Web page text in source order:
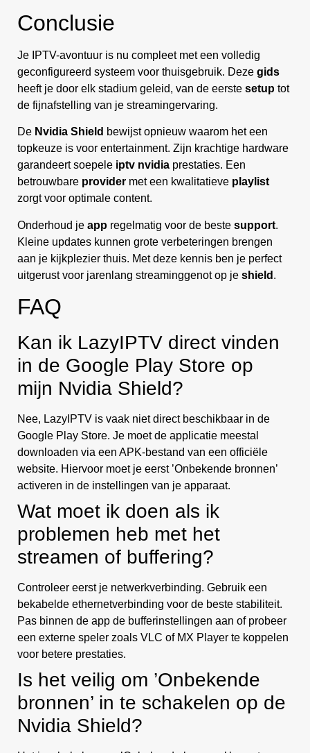
Conclusie
Je IPTV-avontuur is nu compleet met een volledig
geconfigureerd systeem voor thuisgebruik. Deze gids
heeft je door elk stadium geleid, van de eerste setup tot
de fijnafstelling van je streamingervaring.
De Nvidia Shield bewijst opnieuw waarom het een
topkeuze is voor entertainment. Zijn krachtige hardware
garandeert soepele iptv nvidia prestaties. Een
betrouwbare provider met een kwalitatieve playlist
zorgt voor optimale content.
Onderhoud je app regelmatig voor de beste support.
Kleine updates kunnen grote verbeteringen brengen
aan je kijkplezier thuis. Met deze kennis ben je perfect
uitgerust voor jarenlang streaminggenot op je shield .
FAQ
Kan ik LazyIPTV direct vinden
in de Google Play Store op
mijn Nvidia Shield?
Nee, LazyIPTV is vaak niet direct beschikbaar in de
Google Play Store. Je moet de applicatie meestal
downloaden via een APK-bestand van een officiële
website. Hiervoor moet je eerst ’Onbekende bronnen’
activeren in de instellingen van je apparaat.
Wat moet ik doen als ik
problemen heb met het
streamen of buffering?
Controleer eerst je netwerkverbinding. Gebruik een
bekabelde ethernetverbinding voor de beste stabiliteit.
Pas binnen de app de bufferinstellingen aan of probeer
een externe speler zoals VLC of MX Player te koppelen
voor betere prestaties.
Is het veilig om ’Onbekende
bronnen’ in te schakelen op de
Nvidia Shield?